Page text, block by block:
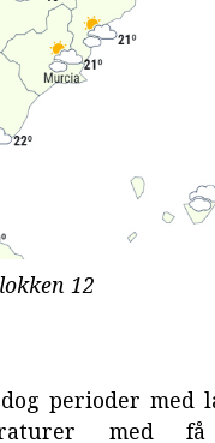
12
perioder med
med